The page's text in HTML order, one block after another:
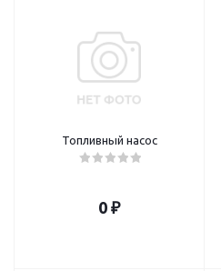
Топливный насос
0 ₽